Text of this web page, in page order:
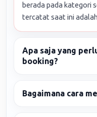
berada pada kategori
tercatat saat ini
Apa saja yang
booking?
Bagaimana cara